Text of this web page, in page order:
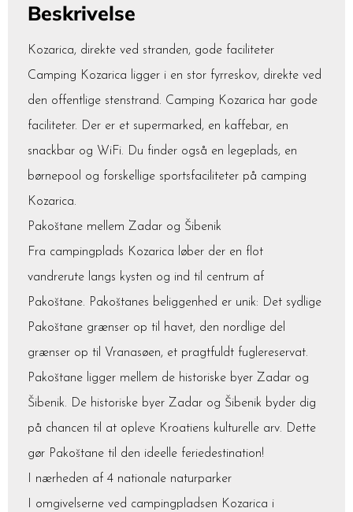
Beskrivelse
Kozarica, direkte ved stranden, gode faciliteter
Camping Kozarica ligger i en stor fyrreskov, direkte ved
den offentlige stenstrand. Camping Kozarica har gode
faciliteter. Der er et supermarked, en kaffebar, en
snackbar og WiFi. Du finder også en legeplads, en
børnepool og forskellige sportsfaciliteter på camping
Kozarica.
Pakoštane mellem Zadar og Šibenik
Fra campingplads Kozarica løber der en flot
vandrerute langs kysten og ind til centrum af
Pakoštane. Pakoštanes beliggenhed er unik: Det sydlige
Pakoštane grænser op til havet, den nordlige del
grænser op til Vranasøen, et pragtfuldt fuglereservat.
Pakoštane ligger mellem de historiske byer Zadar og
Šibenik. De historiske byer Zadar og Šibenik byder dig
på chancen til at opleve Kroatiens kulturelle arv. Dette
gør Pakoštane til den ideelle feriedestination!
I nærheden af 4 nationale naturparker
I omgivelserne ved campingpladsen Kozarica i